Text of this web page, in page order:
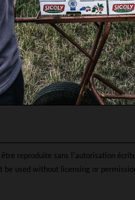
reproduite sans l'autorisation
used without licensing or